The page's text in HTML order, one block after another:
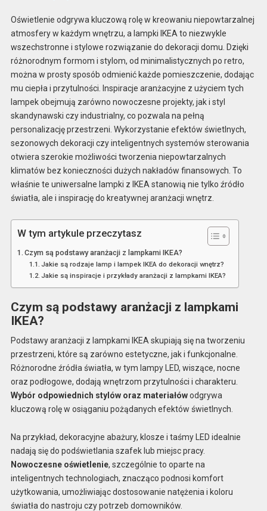
Oświetlenie odgrywa kluczową rolę w kreowaniu niepowtarzalnej
atmosfery w każdym wnętrzu, a lampki IKEA to niezwykle
wszechstronne i stylowe rozwiązanie do dekoracji domu. Dzięki
różnorodnym formom i stylom, od minimalistycznych po retro,
można w prosty sposób odmienić każde pomieszczenie, dodając
mu ciepła i przytulności. Inspiracje aranżacyjne z użyciem tych
lampek obejmują zarówno nowoczesne projekty, jak i styl
skandynawski czy industrialny, co pozwala na pełną
personalizację przestrzeni. Wykorzystanie efektów świetlnych,
sezonowych dekoracji czy inteligentnych systemów sterowania
otwiera szerokie możliwości tworzenia niepowtarzalnych
klimatów bez konieczności dużych nakładów finansowych. To
właśnie te uniwersalne lampki z IKEA stanowią nie tylko źródło
światła, ale i inspirację do kreatywnej aranżacji wnętrz.
W tym artykule przeczytasz
Czym są podstawy aranżacji z lampkami IKEA?
Jakie są rodzaje lamp i lampek IKEA do dekoracji wnętrz?
Jakie są inspiracje i przykłady aranżacji z lampkami IKEA?
Czym są podstawy aranżacji z lampkami
IKEA?
Podstawy aranżacji z lampkami IKEA skupiają się na tworzeniu
przestrzeni, które są zarówno estetyczne, jak i funkcjonalne.
Różnorodne źródła światła, w tym lampy LED, wiszące, nocne
oraz podłogowe, dodają wnętrzom przytulności i charakteru.
Wybór odpowiednich stylów oraz materiałówodgrywa
kluczową rolę w osiąganiu pożądanych efektów świetlnych.
Na przykład, dekoracyjne abażury, klosze i taśmy LED idealnie
nadają się do podświetlania szafek lub miejsc pracy.
Nowoczesne oświetlenie, szczególnie to oparte na
inteligentnych technologiach, znacząco podnosi komfort
użytkowania, umożliwiając dostosowanie natężenia i koloru
światła do nastroju czy potrzeb domowników.